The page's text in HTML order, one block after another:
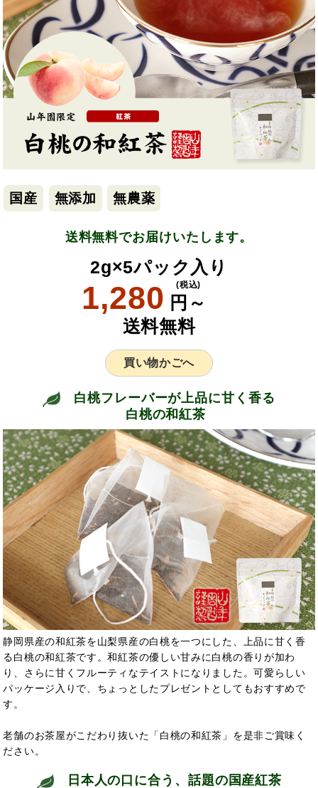
国産 無添加 無農薬
送料無料でお届けいたします。
2g×5パック入り
1,280 円～
(税込)
送料無料
買い物かごへ
白桃フレーバーが上品に甘く香る
白桃の和紅茶
静岡県産の和紅茶を山梨県産の白桃を一つにした、上品に甘く香
る白桃の和紅茶です。和紅茶の優しい甘みに白桃の香りが加わ
り、さらに甘くフルーティなテイストになりました。可愛らしい
パッケージ入りで、ちょっとしたプレゼントとしてもおすすめで
す。
老舗のお茶屋がこだわり抜いた「白桃の和紅茶」を是非ご賞味く
ださい。
日本人の口に合う、話題の国産紅茶